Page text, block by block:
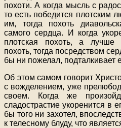
похоти. А когда мысль с
то есть победится плотским
им, тогда похоть
самого сердца. И когда
плотская похоть, а лучше
похоть, тогда посредством
бы ни пожелал, подталкивает
Об этом самом говорит
с вожделением, уже
своем. Когда же
сладострастие укоренится в
бы того ни захотел,
к телесному блуду, что